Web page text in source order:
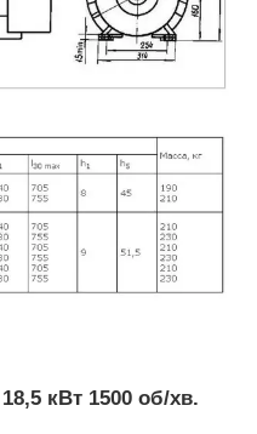
кВт 1500 об/хв.